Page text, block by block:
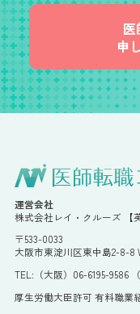
医
申
運営会社
株式会社レイ・クルーズ 【
〒533-0033
大阪市東淀川区東中島2-8-8
TEL:（大阪）06-6195-9586
厚生労働大臣許可 有料職業